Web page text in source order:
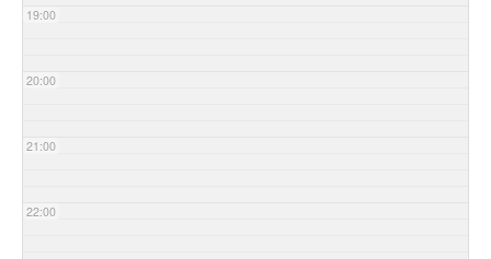
19:00
20:00
21:00
22:00